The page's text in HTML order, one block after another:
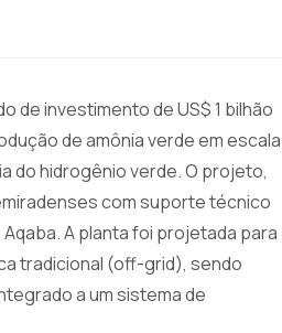
de investimento de US$ 1 bilhão
de amônia verde em escala
do hidrogênio verde. O projeto,
com suporte técnico
A planta foi projetada para
tradicional (off-grid), sendo
a um sistema de